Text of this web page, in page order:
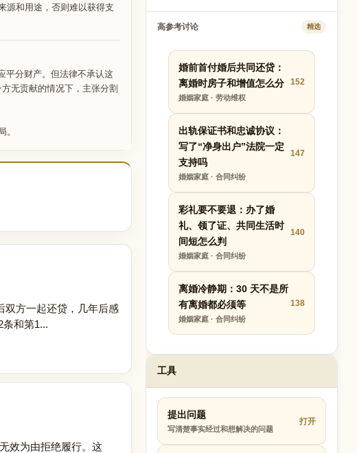
源和用途，否则难以获得支
平分财产。但法律不承认这
无贡献的情况下，主张分割
。
双方一起还贷，几年后感
条和第1...
效为由拒绝履行。这
高参考讨论 精选
婚前首付婚后共同还贷：
离婚时房子和增值怎么分
婚姻家庭 · 劳动维权
152
出轨保证书和忠诚协议：
写了“净身出户”法院一定
支持吗
婚姻家庭 · 合同纠纷
147
彩礼要不要退：办了婚
礼、领了证、共同生活时
间短怎么判
婚姻家庭 · 合同纠纷
140
离婚冷静期：30 天不是所
有离婚都必须等
婚姻家庭 · 合同纠纷
138
工具
提出问题
写清楚事实经过和想解决的问题
打开